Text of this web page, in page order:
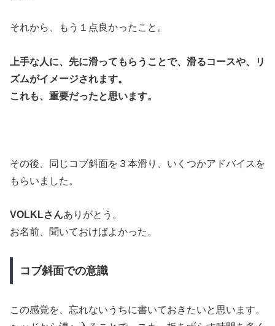
それから、もう１点良かったこと。
上手な人に、先に滑ってもらうことで、滑るコースや、リ
ズムがイメージされます。
これも、重要だったと思います。
その後、同じコブ斜面を３本滑り、いくつかアドバイスを
もらいました。
VOLKLさんありがとう。
お名前、聞いておけばよかった。
コブ斜面での意識
この感覚を、忘れないうちに書いておきたいと思います。